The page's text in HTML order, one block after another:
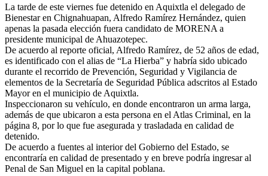
La tarde de este viernes fue detenido en Aquixtla el delegado de
Bienestar en Chignahuapan, Alfredo Ramírez Hernández, quien
apenas la pasada elección fuera candidato de MORENA a
presidente municipal de Ahuazotepec.
De acuerdo al reporte oficial, Alfredo Ramírez, de 52 años de edad,
es identificado con el alias de “La Hierba” y habría sido ubicado
durante el recorrido de Prevención, Seguridad y Vigilancia de
elementos de la Secretaría de Seguridad Pública adscritos al Estado
Mayor en el municipio de Aquixtla.
Inspeccionaron su vehículo, en donde encontraron un arma larga,
además de que ubicaron a esta persona en el Atlas Criminal, en la
página 8, por lo que fue asegurada y trasladada en calidad de
detenido.
De acuerdo a fuentes al interior del Gobierno del Estado, se
encontraría en calidad de presentado y en breve podría ingresar al
Penal de San Miguel en la capital poblana.